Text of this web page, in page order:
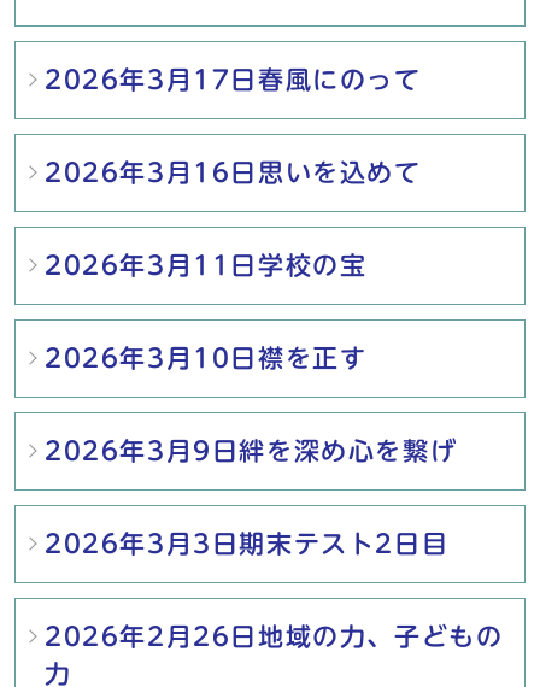
2026年3月17日春風にのって
2026年3月16日思いを込めて
2026年3月11日学校の宝
2026年3月10日襟を正す
2026年3月9日絆を深め心を繋げ
2026年3月3日期末テスト2日目
2026年2月26日地域の力、子どもの
力